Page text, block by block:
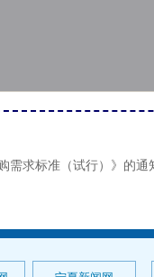
需求标准（试行）》的通